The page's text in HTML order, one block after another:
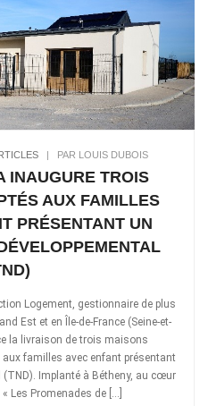
| PAR LOUIS DUBOIS
INAUGURE TROIS
AUX FAMILLES
PRÉSENTANT UN
Logement, gestionnaire de plus
Est et en Île-de-France (Seine-et-
la livraison de trois maisons
familles avec enfant présentant
Implanté à Bétheny, au cœur
Les Promenades de […]